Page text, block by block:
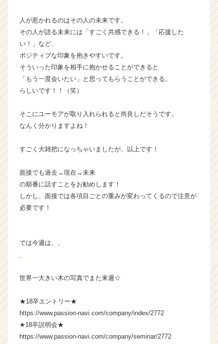
人が惹かれるのはその人の未来です。
その人が語る未来には「すごく共感できる！」「応援した
い！」など、
ポジティブな印象を抱きやすいです。
そういった印象を相手に抱かせることができると
「もう一度会いたい」と思ってもらうことができる。
らしいです！！（笑）
そこにユーモアが取り入れられると尚良しだそうです。
なんく分かりますよね！
すごく大雑把になっちゃいましたが、以上です！
面接でも過去→現在→未来
の順番に話すことをお勧めします！
しかし、面接では各項目ごとの重みが変わってくるので注意が
必要です！
では今週は、、
世界一大きい木の写真でまた来週☆
★18卒エントリー★
https://www.passion-navi.com/company/index/2772
★18卒説明会★
https://www.passion-navi.com/company/seminar/2772